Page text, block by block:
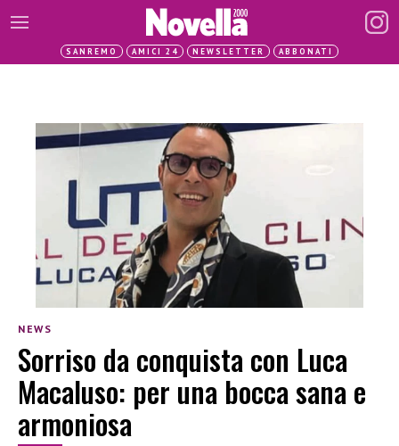
SANREMO AMICI 24 NEWSLETTER ABBONATI
NEWS
Sorriso da conquista con Luca
Macaluso: per una bocca sana e
armoniosa